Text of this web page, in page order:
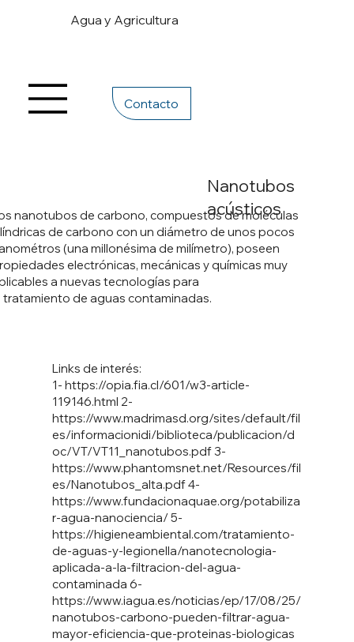
Agua y Agricultura
Contacto
Nanotubos
acústicos
nanotubos de carbono, compuestos de moléculas
de carbono con un diámetro de unos pocos
(una millonésima de milímetro), poseen
electrónicas, mecánicas y químicas muy
a nuevas tecnologías para
tratamiento de aguas contaminadas.
1-https://opia.fia.cl/601/w3-article-
119146.html 2-
https://www.madrimasd.org/sites/default/fil
es/informacionidi/biblioteca/publicacion/d
oc/VT/VT11_nanotubos.pdf3-
https://www.phantomsnet.net/Resources/fil
es/Nanotubos_alta.pdf4-
https://www.fundacionaquae.org/potabiliza
r-agua-nanociencia/5-
https://higieneambiental.com/tratamiento-
de-aguas-y-legionella/nanotecnologia-
aplicada-a-la-filtracion-del-agua-
contaminada 6-
https://www.iagua.es/noticias/ep/17/08/25/
nanotubos-carbono-pueden-filtrar-agua-
mayor-eficiencia-que-proteinas-biologicas
Links de interés: